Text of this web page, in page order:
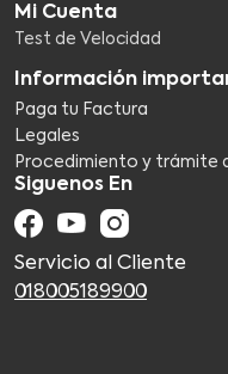
Mi Cuenta
Test de Velocidad
Información
Paga tu Factura
Legales
Procedimiento y trámite
Siguenos En
Servicio al Cliente
018005189900